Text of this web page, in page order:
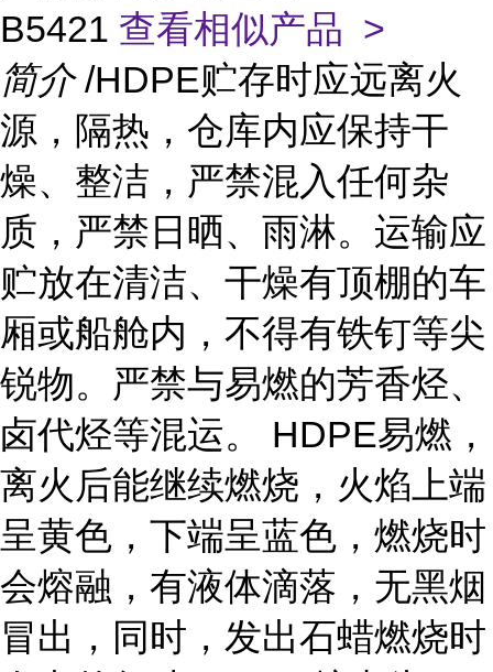
B5421 查看相似产品 >
简介 /HDPE贮存时应远离火
源，隔热，仓库内应保持干
燥、整洁，严禁混入任何杂
质，严禁日晒、雨淋。运输应
贮放在清洁、干燥有顶棚的车
厢或船舱内，不得有铁钉等尖
锐物。严禁与易燃的芳香烃、
卤代烃等混运。 HDPE易燃，
离火后能继续燃烧，火焰上端
呈黄色，下端呈蓝色，燃烧时
会熔融，有液体滴落，无黑烟
冒出，同时，发出石蜡燃烧时